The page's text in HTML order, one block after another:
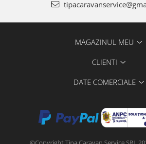
MAGAZINUL MEU
CLIENTI
DATE COMERCIALE